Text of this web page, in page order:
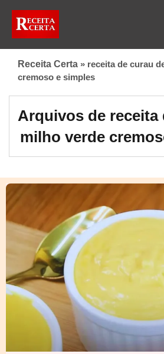
Receita Certa » receita de curau
cremoso e simples
Arquivos de receita
milho verde